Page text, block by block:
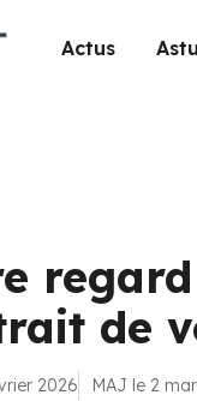
Actus
de
2026 MAJ le 2